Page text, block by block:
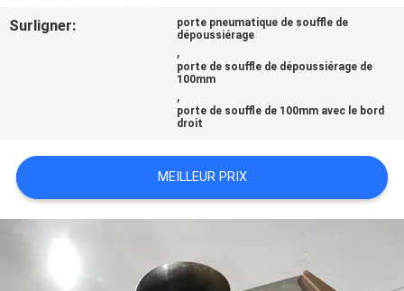
NOUS
LES
AFFAIRES
PLAN
Surligner:
porte pneumatique de souffle de
dépoussiérage
,
porte de souffle de dépoussiérage de
100mm
,
porte de souffle de 100mm avec le bord
droit
MEILLEUR PRIX